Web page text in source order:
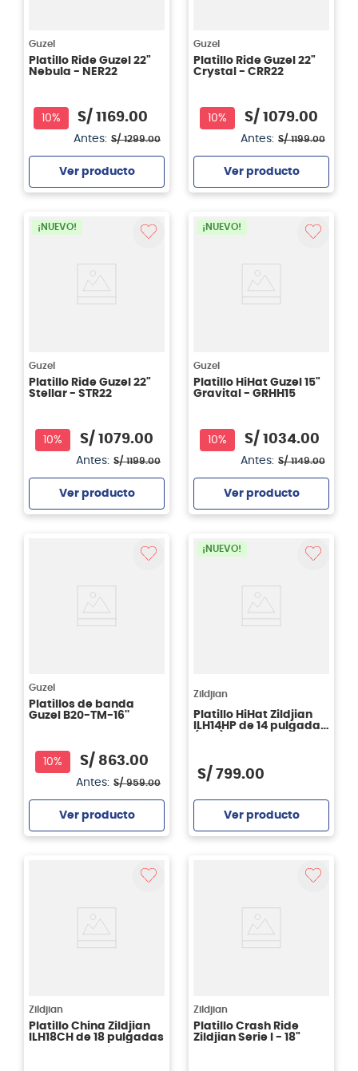
Guzel
Platillo Ride Guzel 22"
Nebula - NER22
10% S/ 1169.00
Antes: S/ 1299.00
Ver producto
Guzel
Platillo Ride Guzel 22"
Crystal - CRR22
10% S/ 1079.00
Antes: S/ 1199.00
Ver producto
¡NUEVO!
Guzel
Platillo Ride Guzel 22"
Stellar - STR22
10% S/ 1079.00
Antes: S/ 1199.00
Ver producto
¡NUEVO!
Guzel
Platillo HiHat Guzel 15"
Gravital - GRHH15
10% S/ 1034.00
Antes: S/ 1149.00
Ver producto
Guzel
Platillos de banda
Guzel B20-TM-16''
10% S/ 863.00
Antes: S/ 959.00
Ver producto
¡NUEVO!
Zildjian
Platillo HiHat Zildjian
ILH14HP de 14 pulgadas
S/ 799.00
Ver producto
Zildjian
Platillo China Zildjian
ILH18CH de 18 pulgadas
Zildjian
Platillo Crash Ride
Zildjian Serie I - 18"